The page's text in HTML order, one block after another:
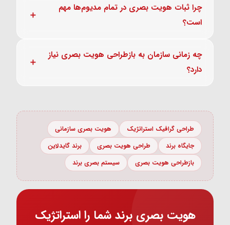
چرا ثبات هویت بصری در تمام مدیوم‌ها مهم
است؟
چه زمانی سازمان به بازطراحی هویت بصری نیاز
دارد؟
طراحی گرافیک استراتژیک
هویت بصری سازمانی
جایگاه برند
طراحی هویت بصری
برند گایدلاین
بازطراحی هویت بصری
سیستم بصری برند
هویت بصری برند شما را استراتژیک